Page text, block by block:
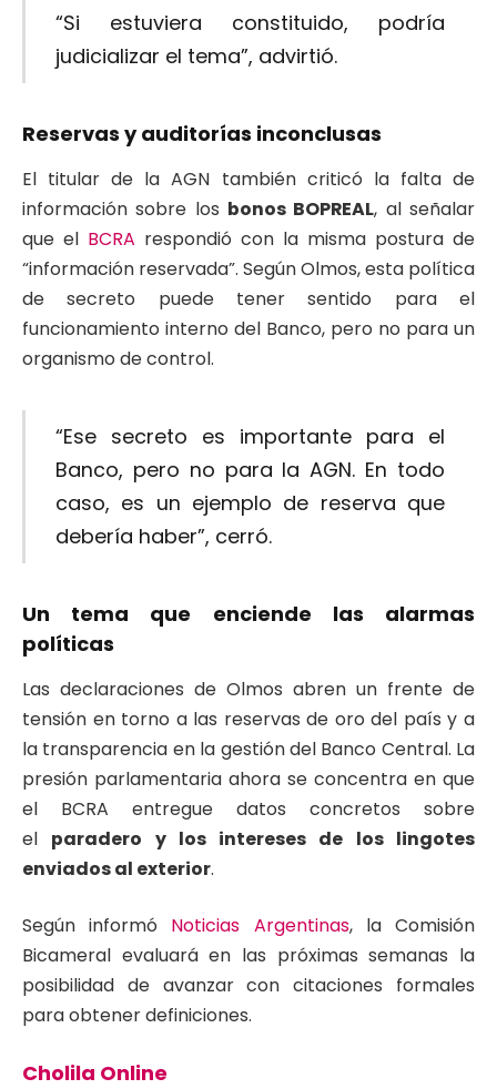
“Si estuviera constituido, podría
judicializar el tema”, advirtió.
Reservas y auditorías inconclusas
El titular de la AGN también criticó la falta de
información sobre los bonos BOPREAL, al señalar
que el BCRA respondió con la misma postura de
“información reservada”. Según Olmos, esta política
de secreto puede tener sentido para el
funcionamiento interno del Banco, pero no para un
organismo de control.
“Ese secreto es importante para el
Banco, pero no para la AGN. En todo
caso, es un ejemplo de reserva que
debería haber”, cerró.
Un tema que enciende las alarmas
políticas
Las declaraciones de Olmos abren un frente de
tensión en torno a las reservas de oro del país y a
la transparencia en la gestión del Banco Central. La
presión parlamentaria ahora se concentra en que
el BCRA entregue datos concretos sobre
el paradero y los intereses de los lingotes
enviados al exterior.
Según informó Noticias Argentinas, la Comisión
Bicameral evaluará en las próximas semanas la
posibilidad de avanzar con citaciones formales
para obtener definiciones.
Cholila Online